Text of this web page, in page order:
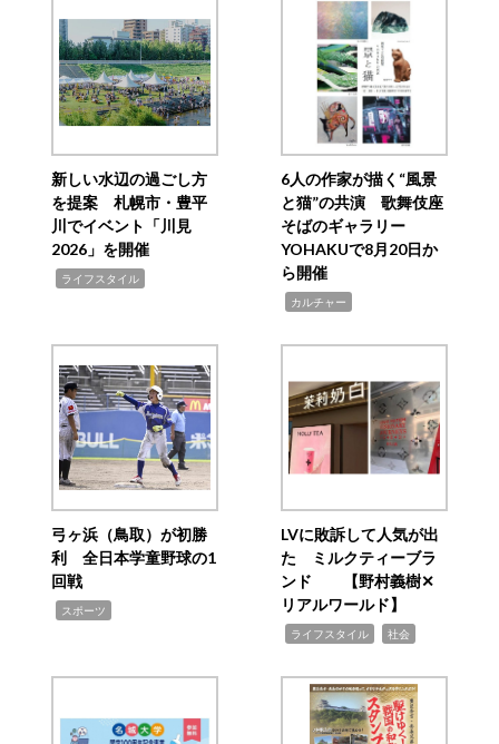
新しい水辺の過ごし方
を提案 札幌市・豊平
川でイベント「川見
2026」を開催
ライフスタイル
6人の作家が描く“風景
と猫”の共演 歌舞伎座
そばのギャラリー
YOHAKUで8月20日か
ら開催
カルチャー
弓ヶ浜（鳥取）が初勝
利 全日本学童野球の1
回戦
スポーツ
LVに敗訴して人気が出
た ミルクティーブラ
ンド 【野村義樹✕
リアルワールド】
ライフスタイル 社会